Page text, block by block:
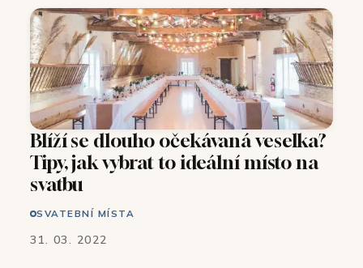
Blíží se dlouho očekávaná veselka?
Tipy, jak vybrat to ideální místo na
svatbu
SVATEBNÍ MÍSTA
31. 03. 2022